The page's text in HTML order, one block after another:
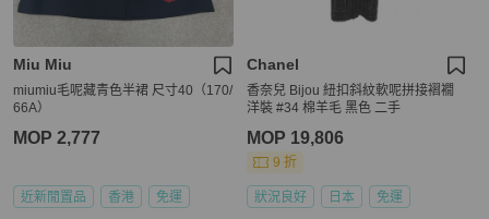
Miu Miu
miumiu毛呢藏青色半裙 尺寸40（170/
66A）
MOP 2,777
近新閒置品 香港 免運
Chanel
香奈兒 Bijou 紐扣斜紋軟呢拼接褶襉
洋裝 #34 棉羊毛 黑色 二手
MOP 19,806
9 折
狀況良好 日本 免運